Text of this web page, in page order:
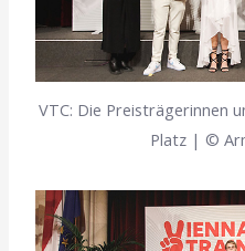
VTC: Die Preisträgerinnen
Platz | ©